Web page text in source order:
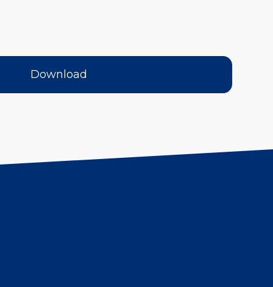
Download